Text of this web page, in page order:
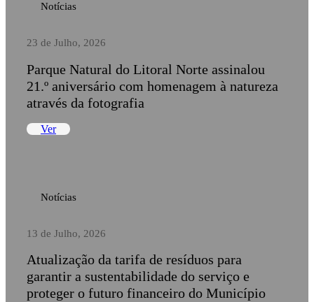
Notícias
23 de Julho, 2026
Parque Natural do Litoral Norte assinalou
21.º aniversário com homenagem à natureza
através da fotografia
Ver
Notícias
13 de Julho, 2026
Atualização da tarifa de resíduos para
garantir a sustentabilidade do serviço e
proteger o futuro financeiro do Município